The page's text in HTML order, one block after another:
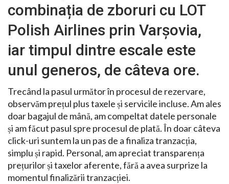
combinația de zboruri cu LOT
Polish Airlines prin Varșovia,
iar timpul dintre escale este
unul generos, de câteva ore.
Trecând la pasul următor în procesul de rezervare,
observăm prețul plus taxele și servicile incluse. Am ales
doar bagajul de mână, am compeltat datele personale
și am făcut pasul spre procesul de plată. În doar câteva
click-uri suntem la un pas de a finaliza tranzacția,
simplu și rapid. Personal, am apreciat transparența
prețurilor și taxelor aferente, fără a avea surprize la
momentul finalizării tranzacției.